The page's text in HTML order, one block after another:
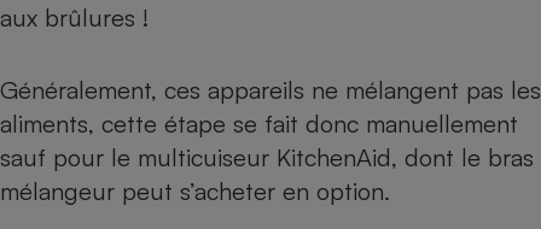
aux brûlures !
Généralement, ces appareils ne mélangent pas les
aliments, cette étape se fait donc manuellement
sauf pour le multicuiseur KitchenAid, dont le bras
mélangeur peut s’acheter en option.